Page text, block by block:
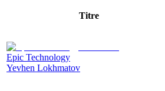
Titre
Epic Technology
Yevhen Lokhmatov